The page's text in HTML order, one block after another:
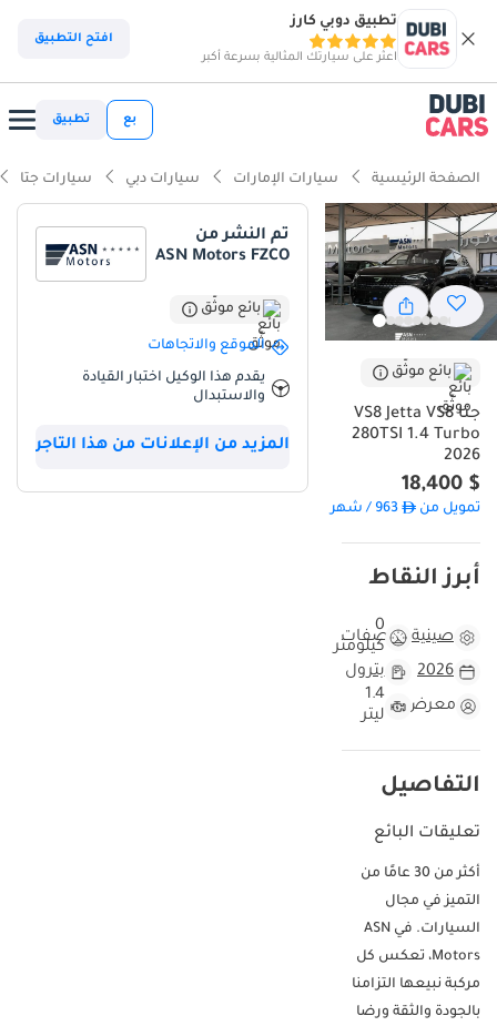
تطبيق دوبي كارز
اعثر على سيارتك المثالية بسرعة أكبر
افتح التطبيق
بع تطبيق
الصفحة الرئيسية سيارات الإمارات سيارات دبي سيارات جتا
بائع موثّق
جتا VS8 Jetta VS8
280TSI 1.4 Turbo
2026
$ 18,400
تمويل من 963 / شهر
أبرز النقاط
صينية مواصفات
0
كيلومتر
2026
بترول
معرض
1.4
ليتر
التفاصيل
تعليقات البائع
أكثر من 30 عامًا من
التميز في مجال
السيارات. في ASN
Motors، تعكس كل
مركبة نبيعها التزامنا
بالجودة والثقة ورضا
تم النشر من
ASN Motors FZCO
بائع موثّق
الموقع والاتجاهات
يقدم هذا الوكيل اختبار القيادة
والاستبدال
المزيد من الإعلانات من هذا التاجر